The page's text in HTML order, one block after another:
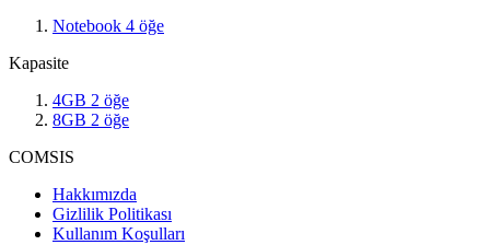
Notebook 4 öğe
Kapasite
4GB 2 öğe
8GB 2 öğe
COMSIS
Hakkımızda
Gizlilik Politikası
Kullanım Koşulları